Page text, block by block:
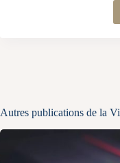
Autres publications de la